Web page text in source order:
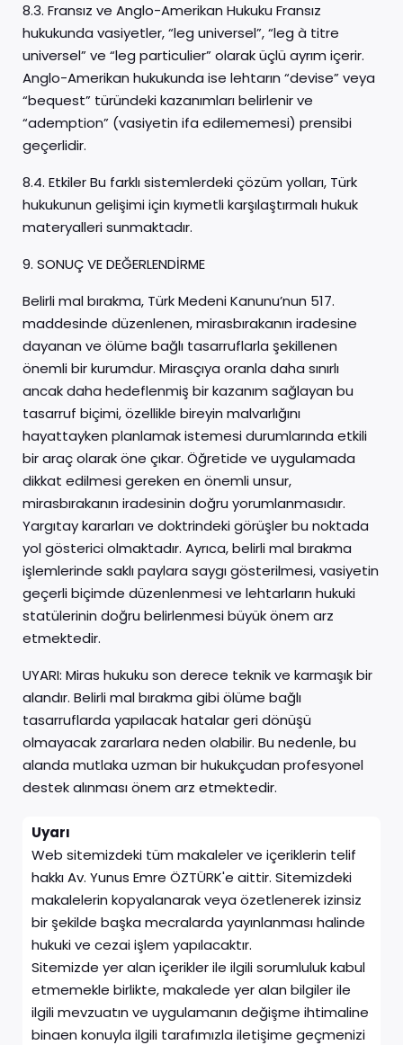
8.3. Fransız ve Anglo-Amerikan Hukuku Fransız
hukukunda vasiyetler, “leg universel”, “leg à titre
universel” ve “leg particulier” olarak üçlü ayrım içerir.
Anglo-Amerikan hukukunda ise lehtarın “devise” veya
“bequest” türündeki kazanımları belirlenir ve
“ademption” (vasiyetin ifa edilememesi) prensibi
geçerlidir.
8.4. Etkiler Bu farklı sistemlerdeki çözüm yolları, Türk
hukukunun gelişimi için kıymetli karşılaştırmalı hukuk
materyalleri sunmaktadır.
9. SONUÇ VE DEĞERLENDİRME
Belirli mal bırakma, Türk Medeni Kanunu’nun 517.
maddesinde düzenlenen, mirasbırakanın iradesine
dayanan ve ölüme bağlı tasarruflarla şekillenen
önemli bir kurumdur. Mirasçıya oranla daha sınırlı
ancak daha hedeflenmiş bir kazanım sağlayan bu
tasarruf biçimi, özellikle bireyin malvarlığını
hayattayken planlamak istemesi durumlarında etkili
bir araç olarak öne çıkar. Öğretide ve uygulamada
dikkat edilmesi gereken en önemli unsur,
mirasbırakanın iradesinin doğru yorumlanmasıdır.
Yargıtay kararları ve doktrindeki görüşler bu noktada
yol gösterici olmaktadır. Ayrıca, belirli mal bırakma
işlemlerinde saklı paylara saygı gösterilmesi, vasiyetin
geçerli biçimde düzenlenmesi ve lehtarların hukuki
statülerinin doğru belirlenmesi büyük önem arz
etmektedir.
UYARI: Miras hukuku son derece teknik ve karmaşık bir
alandır. Belirli mal bırakma gibi ölüme bağlı
tasarruflarda yapılacak hatalar geri dönüşü
olmayacak zararlara neden olabilir. Bu nedenle, bu
alanda mutlaka uzman bir hukukçudan profesyonel
destek alınması önem arz etmektedir.
Uyarı
Web sitemizdeki tüm makaleler ve içeriklerin telif
hakkı Av. Yunus Emre ÖZTÜRK'e aittir. Sitemizdeki
makalelerin kopyalanarak veya özetlenerek izinsiz
bir şekilde başka mecralarda yayınlanması halinde
hukuki ve cezai işlem yapılacaktır.
Sitemizde yer alan içerikler ile ilgili sorumluluk kabul
etmemekle birlikte, makalede yer alan bilgiler ile
ilgili mevzuatın ve uygulamanın değişme ihtimaline
binaen konuyla ilgili tarafımızla iletişime geçmenizi